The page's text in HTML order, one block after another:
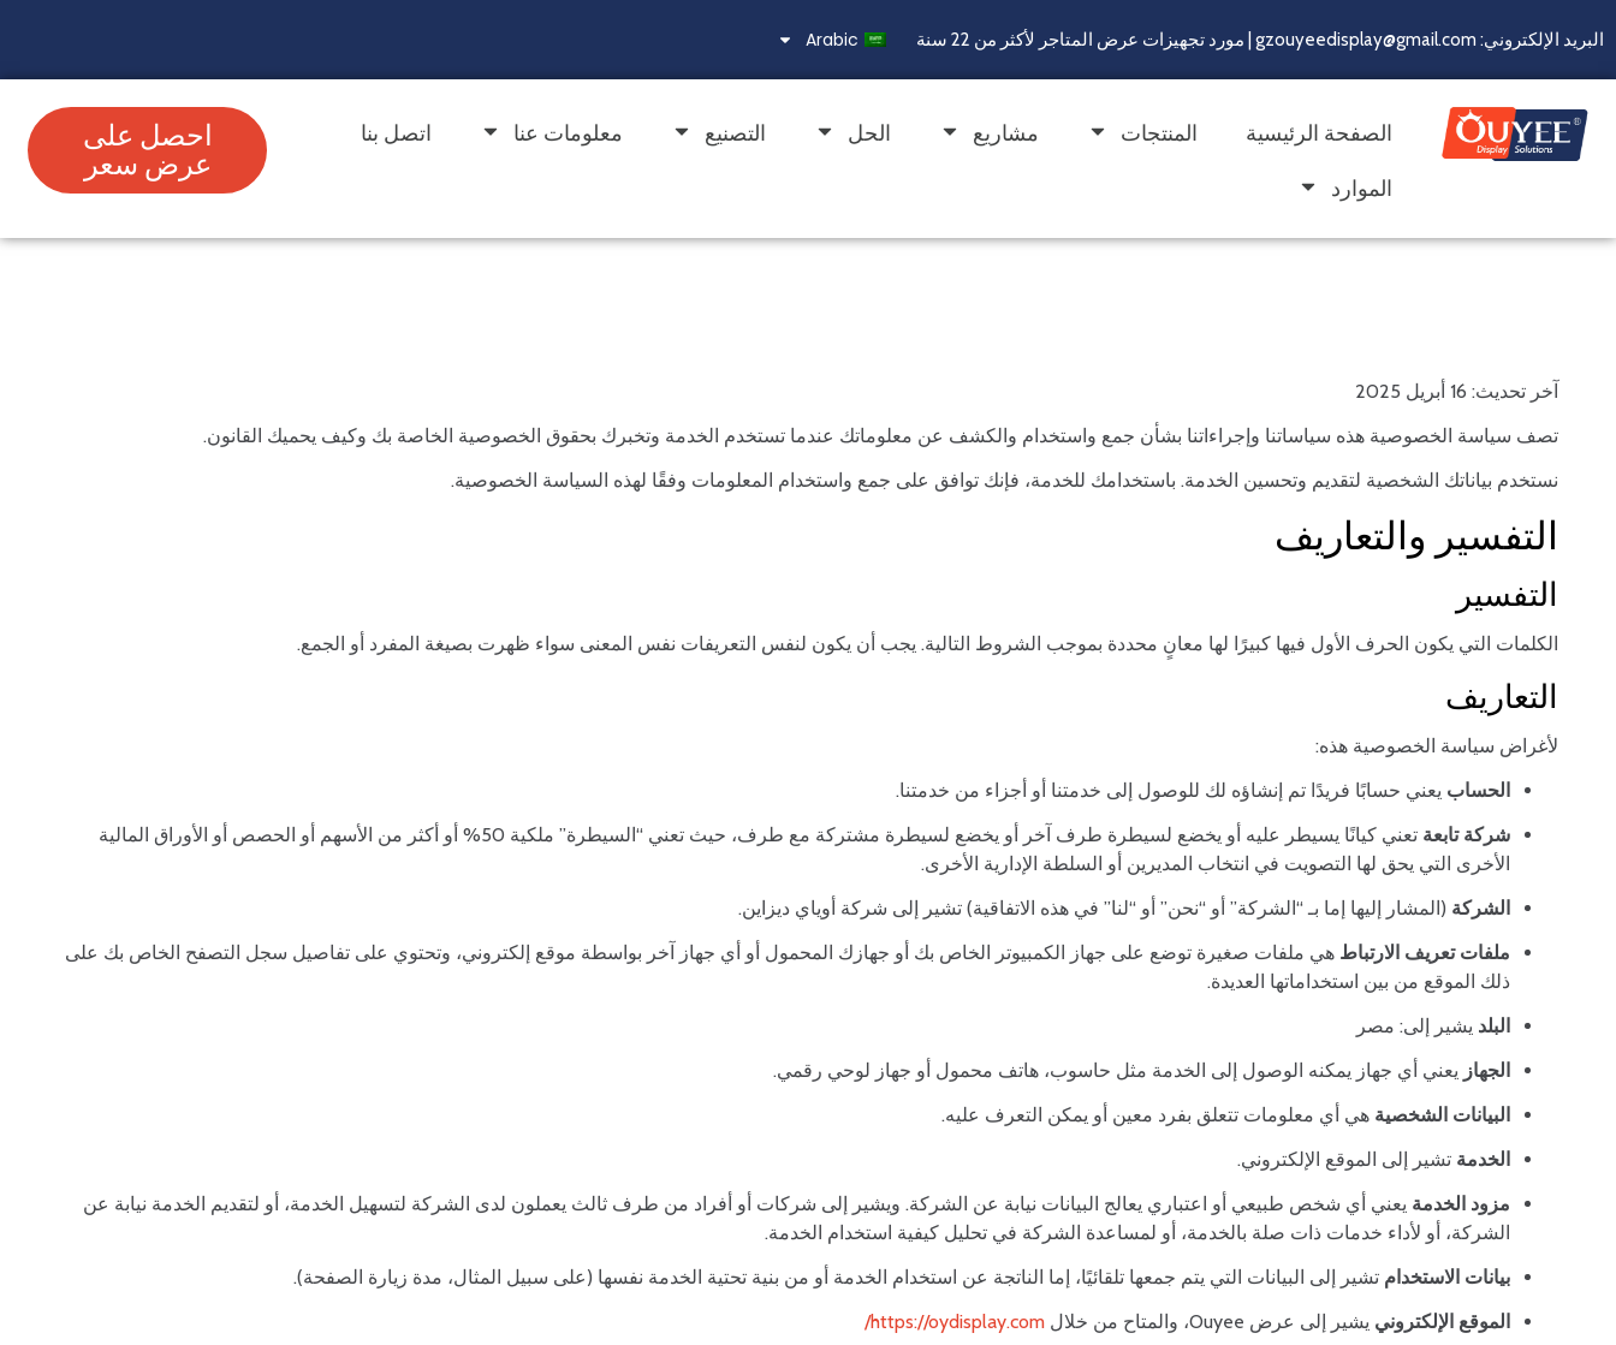
البريد الإلكتروني: gzouyeedisplay@gmail.com | مورد تجهيزات عرض المتاجر لأكثر من 22 سنة Arabic
الصفحة الرئيسية المنتجات مشاريع الحل التصنيع معلومات عنا
اتصل بنا
الموارد
احصل على
عرض سعر
آخر تحديث: 16 أبريل 2025
تصف سياسة الخصوصية هذه سياساتنا وإجراءاتنا بشأن جمع واستخدام والكشف عن معلوماتك عندما تستخدم الخدمة وتخبرك بحقوق الخصوصية الخاصة بك وكيف يحميك القانون.
نستخدم بياناتك الشخصية لتقديم وتحسين الخدمة. باستخدامك للخدمة، فإنك توافق على جمع واستخدام المعلومات وفقًا لهذه السياسة الخصوصية.
التفسير والتعاريف
التفسير
الكلمات التي يكون الحرف الأول فيها كبيرًا لها معانٍ محددة بموجب الشروط التالية. يجب أن يكون لنفس التعريفات نفس المعنى سواء ظهرت بصيغة المفرد أو الجمع.
التعاريف
لأغراض سياسة الخصوصية هذه:
الحساب يعني حسابًا فريدًا تم إنشاؤه لك للوصول إلى خدمتنا أو أجزاء من خدمتنا.
شركة تابعة
تعني كيانًا يسيطر عليه أو يخضع لسيطرة طرف آخر أو يخضع لسيطرة مشتركة مع طرف، حيث تعني “السيطرة” ملكية 50% أو أكثر من الأسهم أو الحصص أو الأوراق المالية
الأخرى التي يحق لها التصويت في انتخاب المديرين أو السلطة الإدارية الأخرى.
الشركة (المشار إليها إما بـ “الشركة” أو “نحن” أو “لنا” في هذه الاتفاقية) تشير إلى شركة أوياي ديزاين.
ملفات تعريف الارتباط هي ملفات صغيرة توضع على جهاز الكمبيوتر الخاص بك أو جهازك المحمول أو أي جهاز آخر بواسطة موقع إلكتروني، وتحتوي على تفاصيل سجل التصفح الخاص بك على
ذلك الموقع من بين استخداماتها العديدة.
البلد يشير إلى: مصر
الجهاز يعني أي جهاز يمكنه الوصول إلى الخدمة مثل حاسوب، هاتف محمول أو جهاز لوحي رقمي.
البيانات الشخصية هي أي معلومات تتعلق بفرد معين أو يمكن التعرف عليه.
الخدمة تشير إلى الموقع الإلكتروني.
مزود الخدمة يعني أي شخص طبيعي أو اعتباري يعالج البيانات نيابة عن الشركة. ويشير إلى شركات أو أفراد من طرف ثالث يعملون لدى الشركة لتسهيل الخدمة، أو لتقديم الخدمة نيابة عن
الشركة، أو لأداء خدمات ذات صلة بالخدمة، أو لمساعدة الشركة في تحليل كيفية استخدام الخدمة.
بيانات الاستخدام تشير إلى البيانات التي يتم جمعها تلقائيًا، إما الناتجة عن استخدام الخدمة أو من بنية تحتية الخدمة نفسها (على سبيل المثال، مدة زيارة الصفحة).
الموقع الإلكتروني يشير إلى عرض Ouyee، والمتاح من خلال
https://oydisplay.com/